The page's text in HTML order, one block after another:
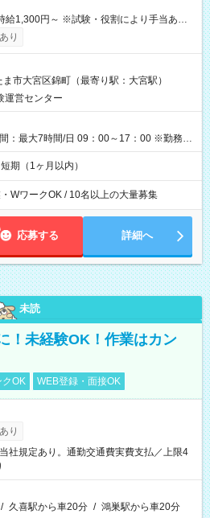
あり 【即給（前払い）オプションあ
合、勤務から1週間ほどで給与の一部を受け
験 8:30～17:30（休憩1時間） 時給1,300円
円＋交通費 ※当日の役割により時給＋100
試験 7:00～13:30（休憩なし） 時給1,300
×6時間＝日収8,400円＋交通費 【試用期
り
市大宮区錦町（最寄り駅：大宮駅）
運営センター
：最大7時間/日 09：00～17：00 ※勤務時
ります。
期（1ヶ月以内）
WワークOK / 10名以上の大量募集
応募する 詳細へ
未読
！未経験OK！作業はカン
クOK WEB登録・面接OK
り
社規定あり。通勤交通費実費支払／上限4
/ 久喜駅から車20分 / 鴻巣駅から車20分